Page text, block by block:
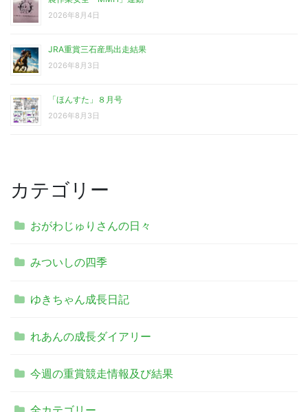
2026年8月4日
JRA重賞三石産馬出走結果
2026年8月3日
「ほんすた」８月号
2026年8月3日
カテゴリー
おがわじゅりさんの日々
みついしの四季
ゆきちゃん成長日記
れあんの成長ダイアリー
今週の重賞競走情報及び結果